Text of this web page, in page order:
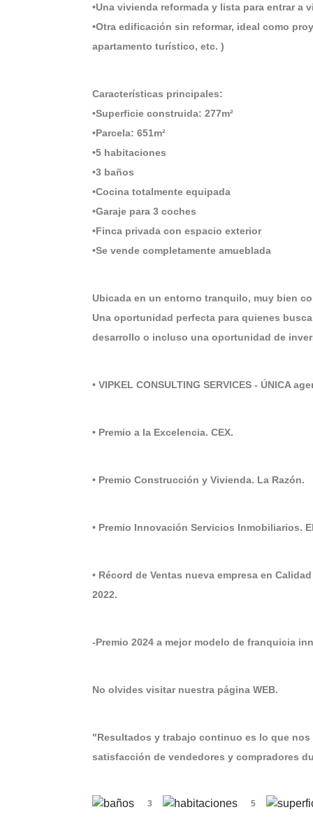
•Una vivienda reformada y lista para entrar a
•Otra edificación sin reformar, ideal como
apartamento turístico, etc. )
Características principales:
•Superficie construida: 277m²
•Parcela: 651m²
•5 habitaciones
•3 baños
•Cocina totalmente equipada
•Garaje para 3 coches
•Finca privada con espacio exterior
•Se vende completamente amueblada
Ubicada en un entorno tranquilo, muy bien
Una oportunidad perfecta para quienes
desarrollo o incluso una oportunidad de
• VIPKEL CONSULTING SERVICES - ÚNICA
• Premio a la Excelencia. CEX.
• Premio Construcción y Vivienda. La Razón.
• Premio Innovación Servicios Inmobiliarios.
• Récord de Ventas nueva empresa en
2022.
-Premio 2024 a mejor modelo de franquicia
No olvides visitar nuestra página WEB.
"Resultados y trabajo continuo es lo que
satisfacción de vendedores y compradores
3 5